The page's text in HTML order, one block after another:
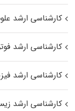
کارشناسی ارشد
کارشناسی ارشد
کارشناسی ارشد
کارشناسی ارشد